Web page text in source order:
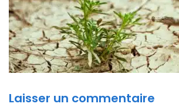
Laisser un commentaire